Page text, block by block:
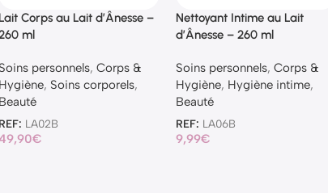
Lait Corps au Lait d’Ânesse –
ml
Soins personnels, Corps &
Hygiène, Soins corporels,
Beauté
REF: LA02B
€
Nettoyant Intime au Lait
d’Ânesse – 260 ml
Soins personnels, Corps &
Hygiène, Hygiène intime,
Beauté
REF: LA06B
9,99€